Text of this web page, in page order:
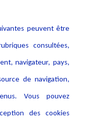
peuvent être
consultées,
navigateur, pays,
de navigation,
Vous pouvez
des cookies